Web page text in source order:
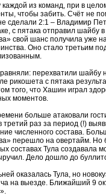
из команд, при в
чтобы забить. Счёт не
сделали 2:1 – Владимир
с пятака отправил шайбу
свой шанс получила уже
Оно стало третьим
перехватили шайбу
рикошета с пятака
того, что Хашин играл
моментов.
больше атаковали
раз за период (!)
численного состава.
перешло на овертайм. Но
составах Тула создавала
Дело дошло до
оказалась Тула, но
на выезде. Ближайший 9